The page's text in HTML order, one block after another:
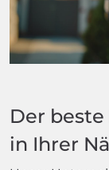
Der
in Ihrer